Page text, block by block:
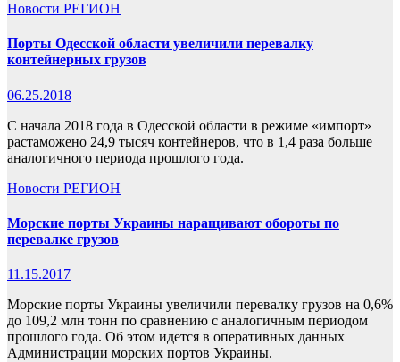
Новости РЕГИОН
Порты Одесской области увеличили перевалку
контейнерных грузов
06.25.2018
С начала 2018 года в Одесской области в режиме «импорт»
растаможено 24,9 тысяч контейнеров, что в 1,4 раза больше
аналогичного периода прошлого года.
Новости РЕГИОН
Морские порты Украины наращивают обороты по
перевалке грузов
11.15.2017
Морские порты Украины увеличили перевалку грузов на 0,6%
до 109,2 млн тонн по сравнению с аналогичным периодом
прошлого года. Об этом идется в оперативных данных
Администрации морских портов Украины.